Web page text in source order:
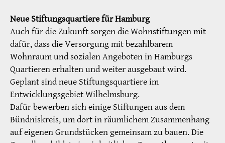
Neue Stiftungsquartiere für Hamburg
Auch für die Zukunft sorgen die Wohnstiftungen mit
dafür, dass die Versorgung mit bezahlbarem
Wohnraum und sozialen Angeboten in Hamburgs
Quartieren erhalten und weiter ausgebaut wird.
Geplant sind neue Stiftungsquartiere im
Entwicklungsgebiet Wilhelmsburg.
Dafür bewerben sich einige Stiftungen aus dem
Bündniskreis, um dort in räumlichem Zusammenhang
auf eigenen Grundstücken gemeinsam zu bauen. Die